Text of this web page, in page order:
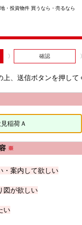
・投資物件 買うなら・売るなら
確認
、送信ボタンを押して
※
・案内して欲しい
図が欲しい
い